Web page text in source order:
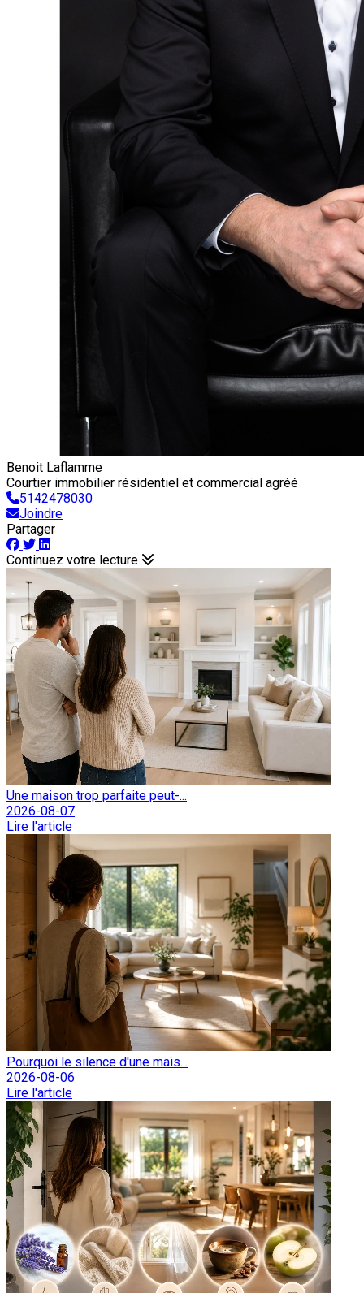
Benoit Laflamme
Courtier immobilier résidentiel et commercial agréé
5142478030
Joindre
Partager
Continuez votre lecture
Une maison trop parfaite peut-...
2026-08-07
Lire l'article
Pourquoi le silence d'une mais...
2026-08-06
Lire l'article